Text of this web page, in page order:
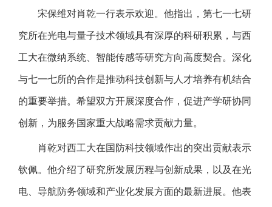
宋保维对肖乾一行表示欢迎。他指出，第七一七研
究所在光电与量子技术领域具有深厚的科研积累，与西
工大在微纳系统、智能传感等研究方向高度契合。深化
与七一七所的合作是推动科技创新与人才培养有机结合
的重要举措。希望双方开展深度合作，促进产学研协同
创新，为服务国家重大战略需求贡献力量。
肖乾对西工大在国防科技领域作出的突出贡献表示
钦佩。他介绍了研究所发展历程与创新成果，以及在光
电、导航防务领域和产业化发展方面的最新进展。他表